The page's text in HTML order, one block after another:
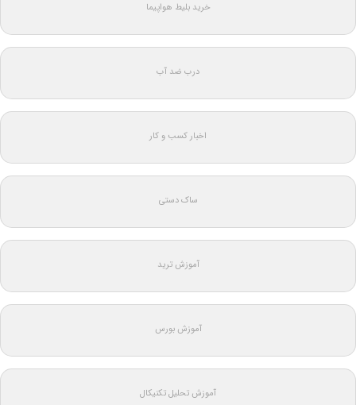
خرید بلیط هواپیما
درب ضد آب
اخبار کسب و کار
ساک دستی
آموزش ترید
آموزش بورس
آموزش تحلیل تکنیکال